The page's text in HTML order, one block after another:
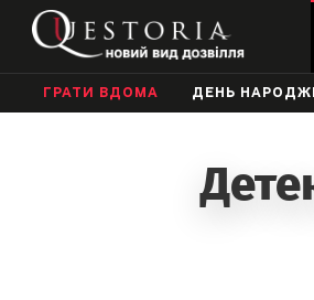
ГРАТИ ВДОМА ДЕНЬ